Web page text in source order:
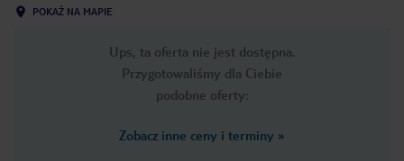
POKAŻ NA MAPIE
Ups, ta oferta nie jest dostępna.
Przygotowaliśmy dla Ciebie
podobne oferty:
Zobacz inne ceny i terminy »